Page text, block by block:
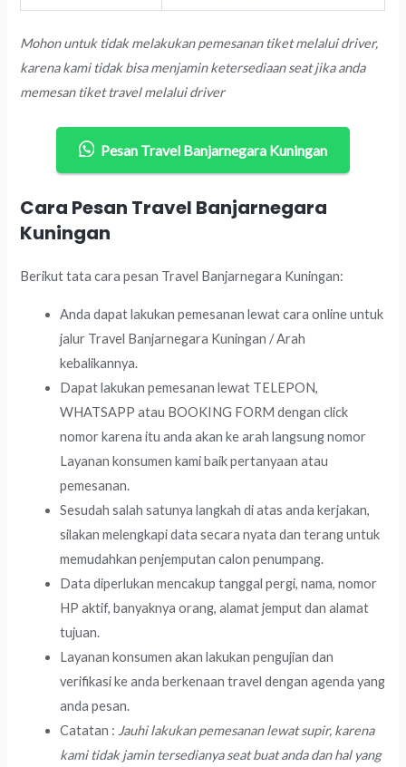
Mohon untuk tidak melakukan pemesanan tiket melalui driver,
karena kami tidak bisa menjamin ketersediaan seat jika anda
memesan tiket travel melalui driver
Pesan Travel Banjarnegara Kuningan
Cara Pesan Travel Banjarnegara
Kuningan
Berikut tata cara pesan Travel Banjarnegara Kuningan:
Anda dapat lakukan pemesanan lewat cara online untuk
jalur Travel Banjarnegara Kuningan / Arah
kebalikannya.
Dapat lakukan pemesanan lewat TELEPON,
WHATSAPP atau BOOKING FORM dengan click
nomor karena itu anda akan ke arah langsung nomor
Layanan konsumen kami baik pertanyaan atau
pemesanan.
Sesudah salah satunya langkah di atas anda kerjakan,
silakan melengkapi data secara nyata dan terang untuk
memudahkan penjemputan calon penumpang.
Data diperlukan mencakup tanggal pergi, nama, nomor
HP aktif, banyaknya orang, alamat jemput dan alamat
tujuan.
Layanan konsumen akan lakukan pengujian dan
verifikasi ke anda berkenaan travel dengan agenda yang
anda pesan.
Catatan : Jauhi lakukan pemesanan lewat supir, karena
kami tidak jamin tersedianya seat buat anda dan hal yang